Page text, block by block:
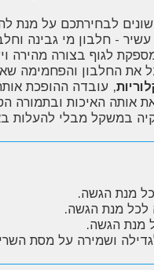
לבחירתכם על מנת
עשיר - חלבון מי גבינה
לגוף בצורה מהירה
את החלבון והפחמימה
, עובדה ההופכת
אותה האיכות ובתמורה
השומן! מכיל 6.2% שומן בלבד! יחס חלבון ופחמימה
ושמירה על מסת